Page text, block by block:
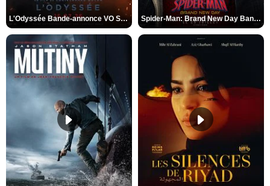
L'Odyssée Bande-annonce VO STFR Spider-Man: Brand New Day Bande-annonce VO STFR